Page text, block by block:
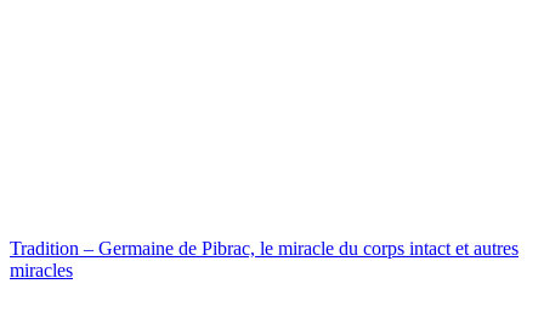
Tradition – Germaine de Pibrac, le miracle du corps intact et autres
miracles